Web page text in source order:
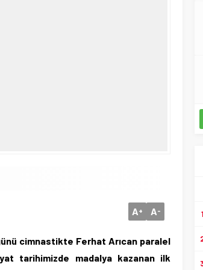
A+ A-
cimnastikte Ferhat Arıcan paralel
tarihimizde madalya kazanan ilk
1